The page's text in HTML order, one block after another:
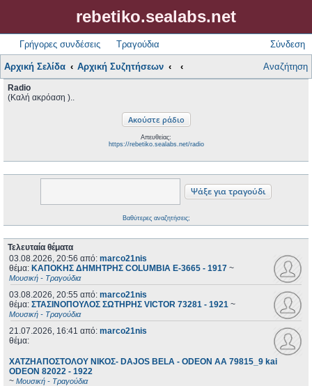
rebetiko.sealabs.net
Γρήγορες συνδέσεις Τραγούδια Σύνδεση
Αρχική Σελίδα Αρχική Συζητήσεων Αναζήτηση
Radio
(Καλή ακρόαση )..
Απευθείας:
https://rebetiko.sealabs.net/radio
Βαθύτερες αναζητήσεις;
Τελευταία θέματα
03.08.2026, 20:56 από: marco21nis
θέμα: ΚΑΠΟΚΗΣ ΔΗΜΗΤΡΗΣ COLUMBIA E-3665 - 1917 ~
Μουσική - Τραγούδια
03.08.2026, 20:55 από: marco21nis
θέμα: ΣΤΑΣΙΝΟΠΟΥΛΟΣ ΣΩΤΗΡΗΣ VICTOR 73281 - 1921 ~
Μουσική - Τραγούδια
21.07.2026, 16:41 από: marco21nis
θέμα:
ΧΑΤΖΗΑΠΟΣΤΟΛΟΥ ΝΙΚΟΣ- DAJOS BELA - ODEON AA 79815_9 kai
ODEON 82022 - 1922
~ Μουσική - Τραγούδια